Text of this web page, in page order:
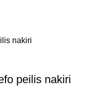
peilis nakiri